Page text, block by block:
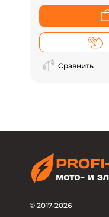
Сравнить
© 2017-2026